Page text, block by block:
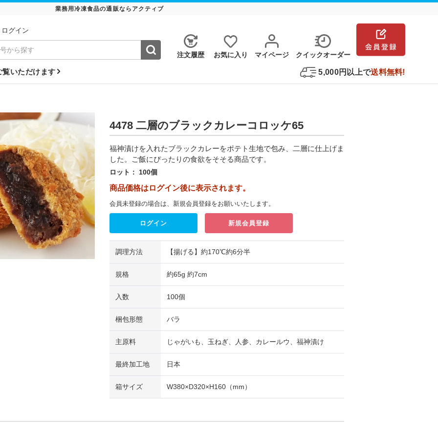
業務用冷凍食品の通販ならアクティブ
ログイン
注⽂履歴 お気に⼊り マイページ クイックオーダー
いただけます 5,000円以上で送料無料!
4478 二層のブラックカレーコロッケ65
福神漬けを入れたブラックカレーをポテト生地で包み、二層に仕上げま
した。ご飯にぴったりの食欲をそそる商品です。
ロット： 100個
商品価格はログイン後に表示されます。
会員未登録の場合は、新規会員登録をお願いいたします。
ログイン 新規会員登録
調理方法 【揚げる】約170℃約6分半
規格 約65g 約7cm
入数 100個
梱包形態 バラ
主原料 じゃがいも、玉ねぎ、人参、カレールウ、福神漬け
最終加工地 日本
箱サイズ W380×D320×H160（mm）